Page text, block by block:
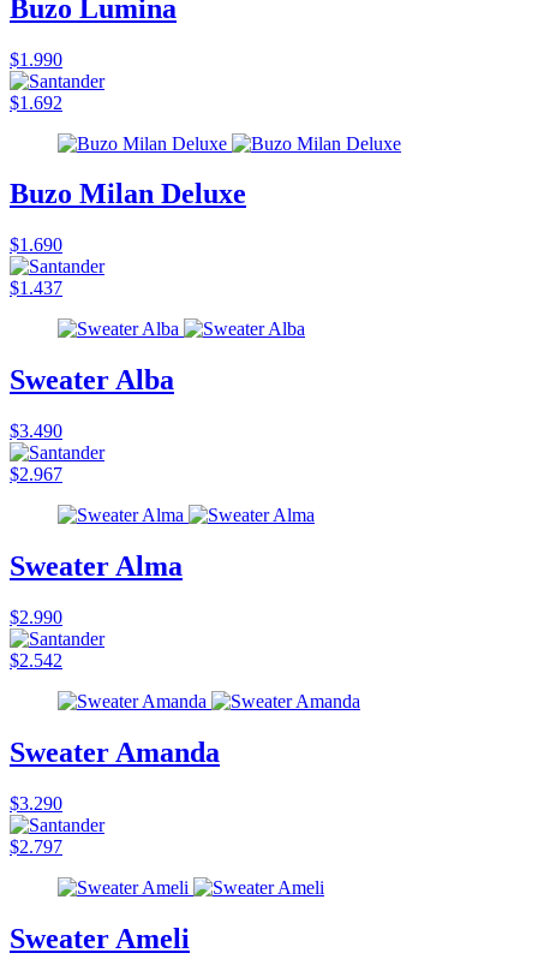
Buzo Lumina
$1.990
$1.692
Buzo Milan Deluxe
$1.690
$1.437
Sweater Alba
$3.490
$2.967
Sweater Alma
$2.990
$2.542
Sweater Amanda
$3.290
$2.797
Sweater Ameli